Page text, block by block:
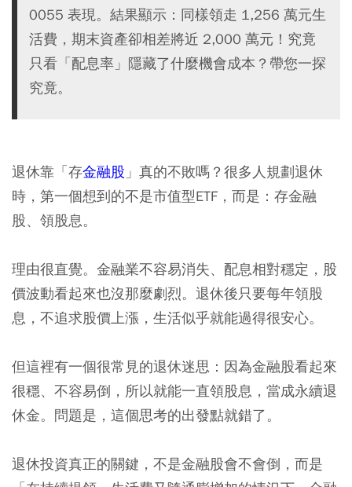
0055 表現。結果顯示：同樣領走 1,256 萬元生
活費，期末資產卻相差將近 2,000 萬元！究竟
只看「配息率」隱藏了什麼機會成本？帶您一探
究竟。
退休靠「存金融股 」真的不敗嗎？很多人規劃退休
時，第一個想到的不是市值型ETF ，而是：存金融
股、領股息。
理由很直覺。金融業不容易消失、配息相對穩定，股
價波動看起來也沒那麼劇烈。退休後只要每年領股
息，不追求股價上漲，生活似乎就能過得很安心。
但這裡有一個很常見的退休迷思：因為金融股看起來
很穩、不容易倒，所以就能一直領股息，當成永續退
休金。問題是，這個思考的出發點就錯了。
退休投資真正的關鍵，不是金融股會不會倒，而是